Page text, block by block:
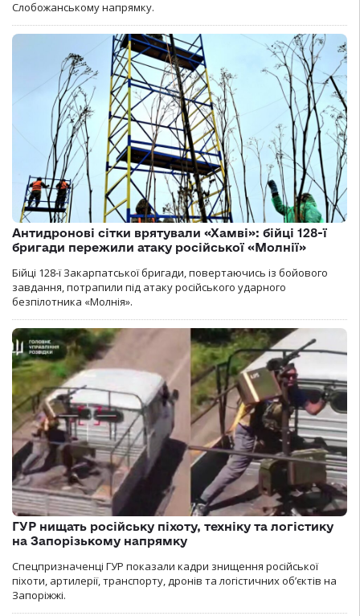
Слобожанському напрямку.
Антидронові сітки врятували «Хамві»: бійці 128-ї
бригади пережили атаку російської «Молнії»
Бійці 128-ї Закарпатської бригади, повертаючись із бойового
завдання, потрапили під атаку російського ударного
безпілотника «Молнія».
ГУР нищать російську піхоту, техніку та логістику
на Запорізькому напрямку
Спецпризначенці ГУР показали кадри знищення російської
піхоти, артилерії, транспорту, дронів та логістичних об’єктів на
Запоріжжі.